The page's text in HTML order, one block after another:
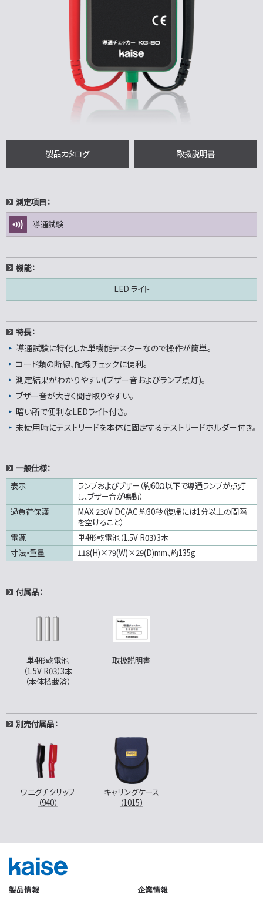
製品カタログ 取扱説明書
測定項目：
導通試験
機能：
LED ライト
特長：
導通試験に特化した単機能テスターなので操作が簡単。
コード類の断線、配線チェックに便利。
測定結果がわかりやすい(ブザー音およびランプ点灯)。
ブザー音が大きく聞き取りやすい。
暗い所で便利なLEDライト付き。
未使用時にテストリードを本体に固定するテストリードホルダー付き。
一般仕様：
表示
ランプおよびブザー（約60Ω以下で導通ランプが点灯
し、ブザー音が鳴動）
過負荷保護
MAX 230V DC/AC 約30秒（復帰には1分以上の間隔
を空けること）
電源
単4形乾電池（1.5V R03）3本
寸法・重量
118(H)×79(W)×29(D)mm、約135g
付属品：
単4形乾電池
（1.5V R03）3本
（本体搭載済）
取扱説明書
別売付属品：
ワニグチクリップ
（940）
キャリングケース
（1015）
製品情報 企業情報